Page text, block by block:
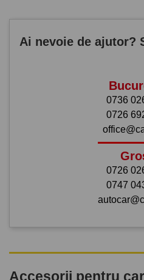
Ai nevoie de ajutor?
0736
0726
0726
0747
Accesorii pentru